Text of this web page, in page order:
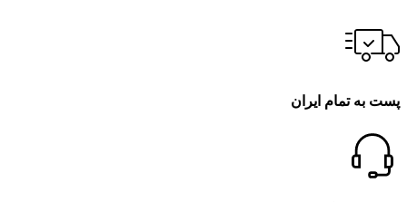
پست به تمام ایران